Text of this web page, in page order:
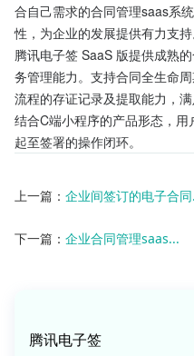
合自己需求的合同管理saas系
性，为企业的发展提供有力支持
腾讯电子签 SaaS 版提供成熟
务管理能力。支持合同全生命
流程的存证记录及提取能力，
结合C端小程序的产品形态，
起至签署的操作闭环。
上一篇： 企业间签订的电子合
下一篇： 企业合同管理saas...
腾讯电子签